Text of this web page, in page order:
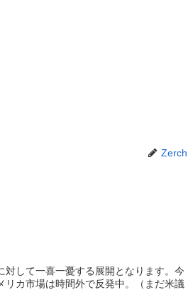
Zerch
して一喜一憂する展開となります。今
カ市場は時間外で反発中。（まだ米議